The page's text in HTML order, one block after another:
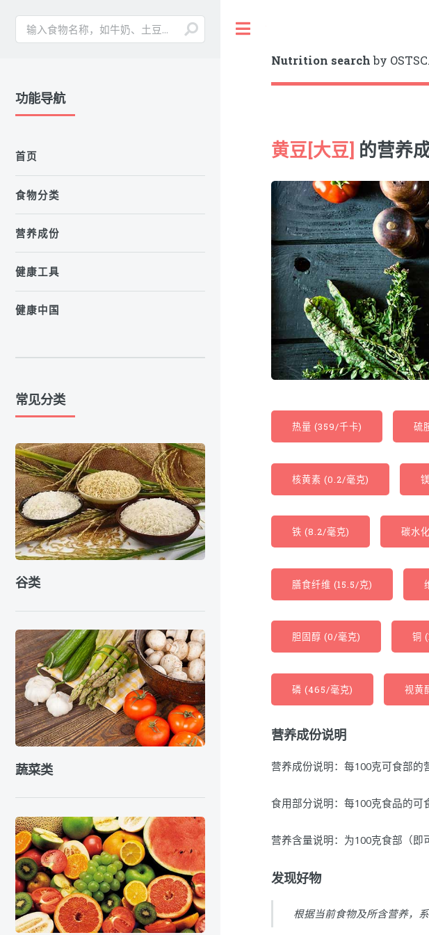
Nutrition searchby
黄豆[大豆] 的营养
热量 (359/千卡) 硫
核黄素 (0.2/毫克)
铁 (8.2/毫克) 碳水
膳食纤维 (15.5/克)
胆固醇 (0/毫克) 铜
磷 (465/毫克) 视黄
营养成份说明
营养成份说明：每100克可食部的
食用部分说明：每100克食品的可
营养含量说明：为100克食部（即
发现好物
根据当前食物及所含营养，
功能导航
首页
食物分类
营养成份
健康工具
健康中国
常见分类
谷类
蔬菜类